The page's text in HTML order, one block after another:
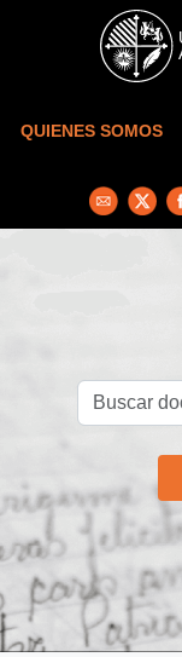
Skip to main content
QUIENES SOMOS